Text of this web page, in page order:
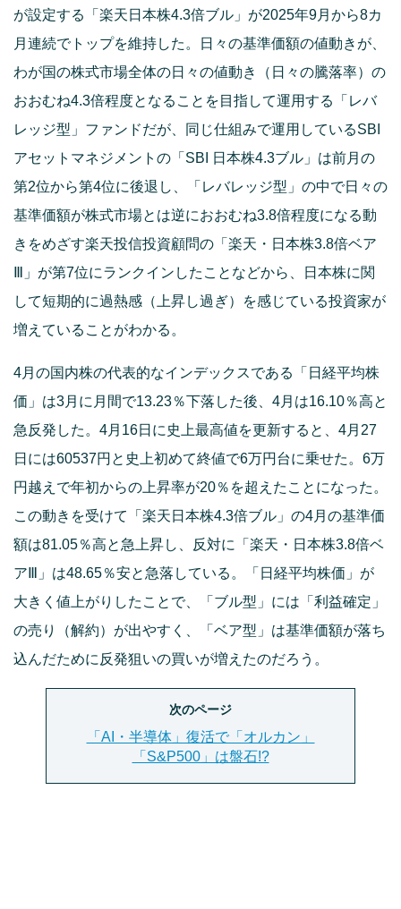
が設定する「楽天日本株4.3倍ブル」が2025年9月から8カ
月連続でトップを維持した。日々の基準価額の値動きが、
わが国の株式市場全体の日々の値動き（日々の騰落率）の
おおむね4.3倍程度となることを目指して運用する「レバ
レッジ型」ファンドだが、同じ仕組みで運用しているSBI
アセットマネジメントの「SBI 日本株4.3ブル」は前月の
第2位から第4位に後退し、「レバレッジ型」の中で日々の
基準価額が株式市場とは逆におおむね3.8倍程度になる動
きをめざす楽天投信投資顧問の「楽天・日本株3.8倍ベア
Ⅲ」が第7位にランクインしたことなどから、日本株に関
して短期的に過熱感（上昇し過ぎ）を感じている投資家が
増えていることがわかる。
4月の国内株の代表的なインデックスである「日経平均株
価」は3月に月間で13.23％下落した後、4月は16.10％高と
急反発した。4月16日に史上最高値を更新すると、4月27
日には60537円と史上初めて終値で6万円台に乗せた。6万
円越えで年初からの上昇率が20％を超えたことになった。
この動きを受けて「楽天日本株4.3倍ブル」の4月の基準価
額は81.05％高と急上昇し、反対に「楽天・日本株3.8倍ベ
アⅢ」は48.65％安と急落している。「日経平均株価」が
大きく値上がりしたことで、「ブル型」には「利益確定」
の売り（解約）が出やすく、「ベア型」は基準価額が落ち
込んだために反発狙いの買いが増えたのだろう。
次のページ
「AI・半導体」復活で「オルカン」
「S&P500」は盤石!?